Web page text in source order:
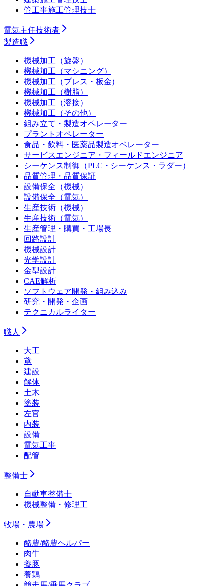
管工事施工管理技士
電気主任技術者
製造職
機械加工（旋盤）
機械加工（マシニング）
機械加工（プレス・板金）
機械加工（樹脂）
機械加工（溶接）
機械加工（その他）
組み立て・製造オペレーター
プラントオペレーター
食品・飲料・医薬品製造オペレーター
サービスエンジニア・フィールドエンジニア
シーケンス制御（PLC・シーケンス・ラダー）
品質管理・品質保証
設備保全（機械）
設備保全（電気）
生産技術（機械）
生産技術（電気）
生産管理・購買・工場長
回路設計
機械設計
光学設計
金型設計
CAE解析
ソフトウェア開発・組み込み
研究・開発・企画
テクニカルライター
職人
大工
鳶
建設
解体
土木
塗装
左官
内装
設備
電気工事
配管
整備士
自動車整備士
機械整備・修理工
牧場・農場
酪農/酪農ヘルパー
肉牛
養豚
養鶏